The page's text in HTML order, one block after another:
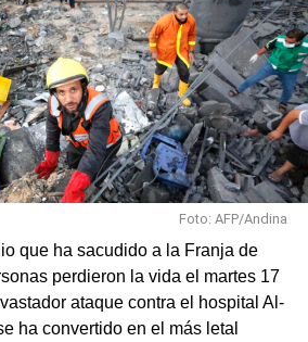
Foto: AFP/Andina
que ha sacudido a la Franja de
perdieron la vida el martes 17
ataque contra el hospital Al-
ha convertido en el más letal